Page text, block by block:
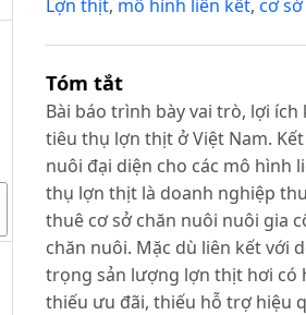
Lợn thịt, mô hình liên kết,cơ
Tóm tắt
Bài báo trình bày vai trò, lợi
tiêu thụ lợn thịt ở Việt Nam.
nuôi đại diện cho các mô hình
thụ lợn thịt là doanh nghiệp
thuê cơ sở chăn nuôi nuôi gia
chăn nuôi. Mặc dù liên kết với
trọng sản lượng lợn thịt hơi có
thiếu ưu đãi, thiếu hỗ trợ hiệu